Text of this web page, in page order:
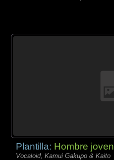
Plantilla: Hombre joven
Vocaloid, Kamui Gakupo & Kaito